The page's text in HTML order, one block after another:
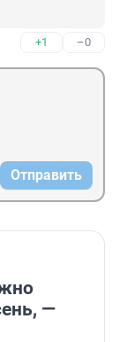
+1 –0
Отправить
—